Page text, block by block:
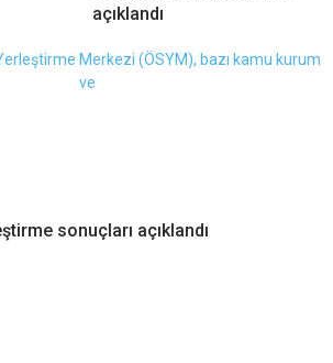
açıklandı
sonuçları açıklandı